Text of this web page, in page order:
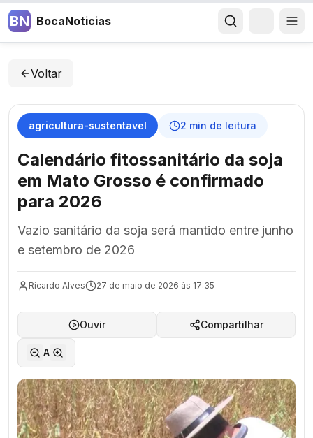
BN BocaNoticias
Voltar
agricultura-sustentavel 2 min de leitura
Calendário fitossanitário da soja
em Mato Grosso é confirmado
para 2026
Vazio sanitário da soja será mantido entre junho
e setembro de 2026
Ricardo Alves 27 de maio de 2026 às 17:35
Ouvir Compartilhar
A